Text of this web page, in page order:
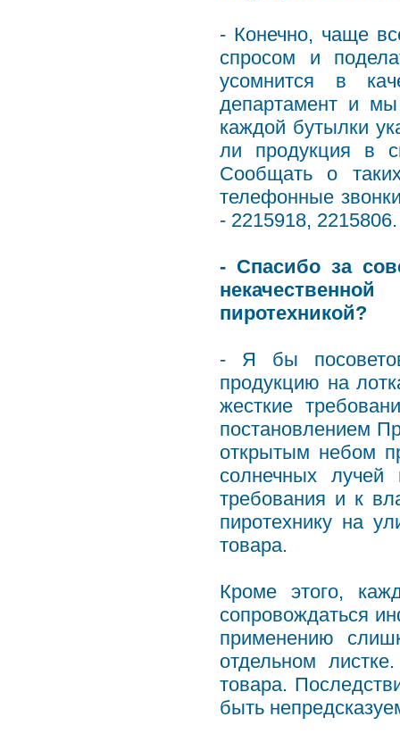
- Конечно, чаще
спросом и
усомнится в
департамент и
каждой бутылки
ли продукция в
Сообщать о
телефонные
- 2215918, 2215806.
- Спасибо за
пиротехникой?
- Я бы
продукцию на
жесткие
постановлением
открытым небом
солнечных
требования и к
пиротехнику на
товара.
Кроме этого,
сопровождаться
применению
отдельном
товара.
быть